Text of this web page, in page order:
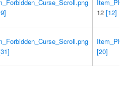
12 [12]
[20]